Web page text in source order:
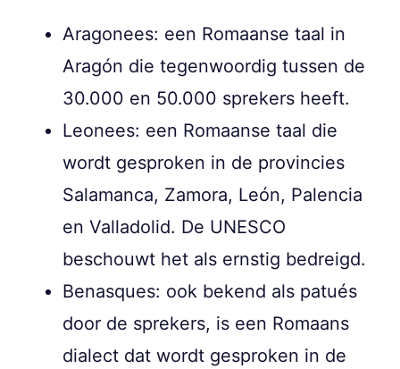
Aragonees: een Romaanse taal in
Aragón die tegenwoordig tussen de
30.000 en 50.000 sprekers heeft.
Leonees: een Romaanse taal die
wordt gesproken in de provincies
Salamanca, Zamora, León, Palencia
en Valladolid. De UNESCO
beschouwt het als ernstig bedreigd.
Benasques: ook bekend als patués
door de sprekers, is een Romaans
dialect dat wordt gesproken in de